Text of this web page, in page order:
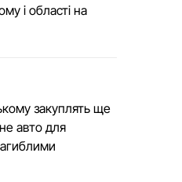
і області на
закуплять ще
авто для